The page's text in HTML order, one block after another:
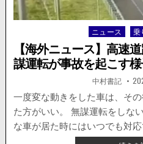
Posted
in
ニュース 乗
【海外ニュース】高速
謀運転が事故を起こす様
著
者:
中村書記 掲
載
日
一度変な動きをした車は、そ
た方がいい。 無謀運転をしな
な車が居た時にはいつでも対